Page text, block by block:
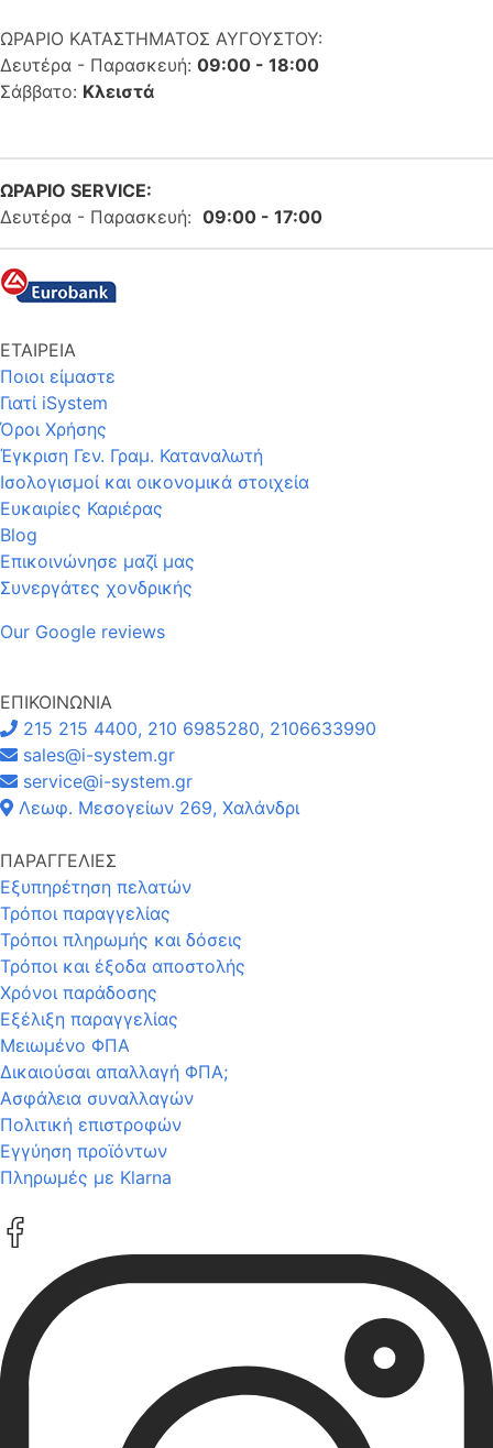
ΩΡΑΡΙΟ ΚΑΤΑΣΤΗΜΑΤΟΣ ΑΥΓΟΥΣΤΟΥ:
Δευτέρα - Παρασκευή: 09:00 - 18:00
Σάββατο: Κλειστά
ΩΡΑΡΙΟ SERVICE:
Δευτέρα - Παρασκευή: 09:00 - 17:00
ΕΤΑΙΡΕΙΑ
Ποιοι είμαστε
Γιατί iSystem
Όροι Χρήσης
Έγκριση Γεν. Γραμ. Καταναλωτή
Ισολογισμοί και οικονομικά στοιχεία
Ευκαιρίες Καριέρας
Blog
Επικοινώνησε μαζί μας
Συνεργάτες χονδρικής
Our Google reviews
ΕΠΙΚΟΙΝΩΝΙΑ
215 215 4400, 210 6985280, 2106633990
sales@i-system.gr
service@i-system.gr
Λεωφ. Μεσογείων 269, Χαλάνδρι
ΠΑΡΑΓΓΕΛΙΕΣ
Εξυπηρέτηση πελατών
Τρόποι παραγγελίας
Τρόποι πληρωμής και δόσεις
Τρόποι και έξοδα αποστολής
Χρόνοι παράδοσης
Εξέλιξη παραγγελίας
Μειωμένο ΦΠΑ
Δικαιούσαι απαλλαγή ΦΠΑ;
Ασφάλεια συναλλαγών
Πολιτική επιστροφών
Εγγύηση προϊόντων
Πληρωμές με Klarna